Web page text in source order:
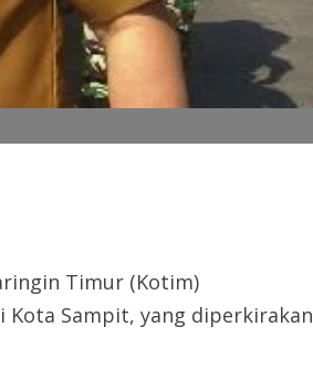
Timur (Kotim)
Kota Sampit, yang diperkirakan